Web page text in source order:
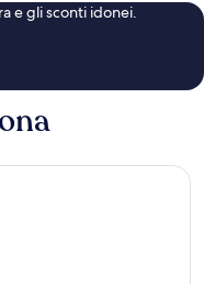
e gli sconti idonei.